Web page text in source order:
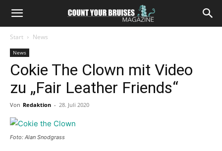
Start News
News
Cokie The Clown mit Video
zu „Fair Leather Friends“
Von Redaktion - 28. Juli 2020
Foto: Alan Snodgrass